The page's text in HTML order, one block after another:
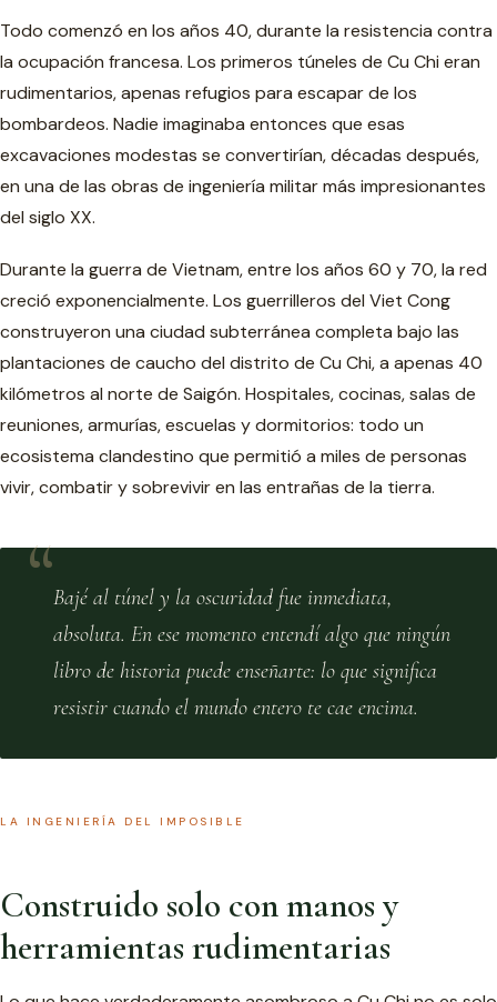
Todo comenzó en los años 40, durante la resistencia contra
la ocupación francesa. Los primeros túneles de Cu Chi eran
rudimentarios, apenas refugios para escapar de los
bombardeos. Nadie imaginaba entonces que esas
excavaciones modestas se convertirían, décadas después,
en una de las obras de ingeniería militar más impresionantes
del siglo XX.
Durante la guerra de Vietnam, entre los años 60 y 70, la red
creció exponencialmente. Los guerrilleros del Viet Cong
construyeron una ciudad subterránea completa bajo las
plantaciones de caucho del distrito de Cu Chi, a apenas 40
kilómetros al norte de Saigón. Hospitales, cocinas, salas de
reuniones, armurías, escuelas y dormitorios: todo un
ecosistema clandestino que permitió a miles de personas
vivir, combatir y sobrevivir en las entrañas de la tierra.
Bajé al túnel y la oscuridad fue inmediata,
absoluta. En ese momento entendí algo que ningún
libro de historia puede enseñarte: lo que significa
resistir cuando el mundo entero te cae encima.
LA INGENIERÍA DEL IMPOSIBLE
Construido solo con manos y
herramientas rudimentarias